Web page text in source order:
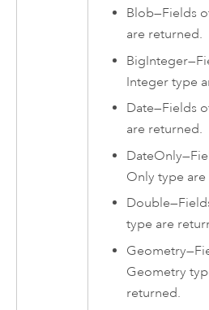
Blob—Fields
are returned.
BigInteger—
Integer type
Date—Fields
are returned.
DateOnly—
Only type
Double—
type are
Geometry—
Geometry
returned.